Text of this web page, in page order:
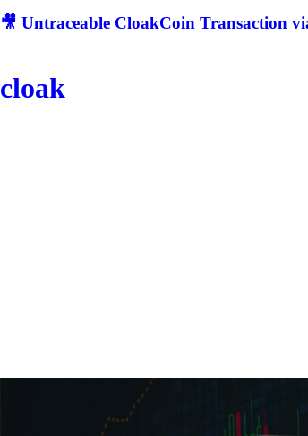
🎥 Untraceable CloakCoin Transaction
cloak